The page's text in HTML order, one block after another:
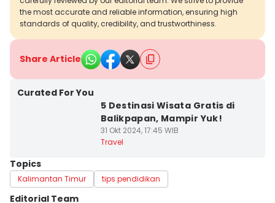
the most accurate and reliable information, ensuring high
standards of quality, credibility, and trustworthiness.
Share Article
Curated For You
5 Destinasi Wisata Gratis di
Balikpapan, Mampir Yuk!
31 Okt 2024, 17:45 WIB
Travel
Topics
Kalimantan Timur tips pendidikan
Editorial Team